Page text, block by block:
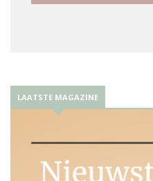
LAATSTE MAGAZINE